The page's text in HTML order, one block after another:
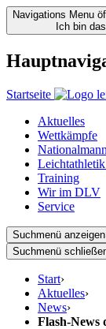
Navigations Menu
Ich bin
Startseite
Aktuelles
Wettkämpfe
Training
Wir im DLV
Service
Suchmenü anzeigen
Suchmenü
Start›
Aktuelles›
News›
Flash-News